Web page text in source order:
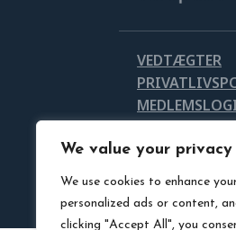
We value your privacy
We use cookies to enhance
personalized ads or content,
clicking "Accept All", you
VEDTÆGTER
DOWNLOAD